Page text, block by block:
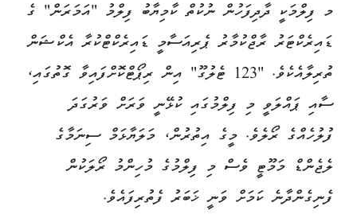
މ ފިލްމަކީ ދާދިފަހުން ނުކުތް ކާމިޔާބު ފިލްމު "އަމަރަން" ގެ
ޑައިރެކްޓަރު ރާޖްކުމާރު ޕެރިއަސާމީ ޑައިރެކްޓްކުރާ އެކްޝަން
ތުރިލާއެކެވެ. "123 ޓެލުގޫ" އިން ރިޕޯޓްކޮށްފައިވާ ގޮތުގައި،
ސާއި ޕައްލަވީ މި ފިލްމުގައި ކުޅޭނީ ވަރަށް ވަރުގަދަ
ފުލުހެއްގެ ރޯލެވެ. މީގެ އިތުރުން، މަލަޔާޅަމް ސިނަމާގެ
ލެޖެންޑް މަމޫޓީ ވެސް މި ފިލްމުގެ މުހިންމު ރޯލަކުން
ފެނިގެންދާނެ ކަމަށް ވަނީ ޚަބަރު ފެތުރިފައެވެ.